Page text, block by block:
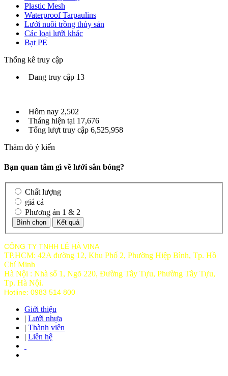
Plastic Mesh
Waterproof Tarpaulins
Lưới nuôi trồng thủy sản
Các loại lưới khác
Bạt PE
Thống kê truy cập
Đang truy cập 13
Hôm nay 2,502
Tháng hiện tại 17,676
Tổng lượt truy cập 6,525,958
Thăm dò ý kiến
Bạn quan tâm gì về lưới sân bóng?
Chất lượng
giá cả
Phương án 1 & 2
CÔNG TY TNHH LÊ HÀ VINA
TP.HCM: 42A đường 12, Khu Phố 2, Phường Hiệp Bình, Tp. Hồ
Chí Minh
Hà Nội : Nhà số 1, Ngõ 220, Đường Tây Tựu, Phường Tây Tựu,
Tp. Hà Nội.
Hotline: 0983 514 800
Giới thiệu
| Lưới nhựa
| Thành viên
| Liên hệ